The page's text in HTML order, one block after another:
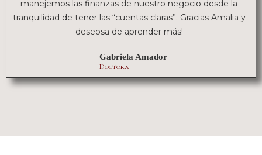
manejemos las finanzas de nuestro negocio desde la
tranquilidad de tener las “cuentas claras”. Gracias Amalia y
deseosa de aprender más!
Gabriela Amador
Doctora